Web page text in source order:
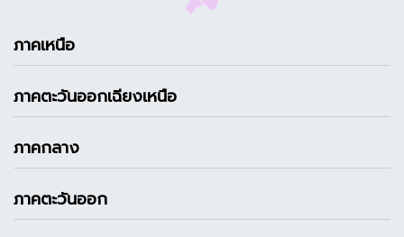
ภาคเหนือ
ภาคตะวันออกเฉียงเหนือ
ภาคกลาง
ภาคตะวันออก